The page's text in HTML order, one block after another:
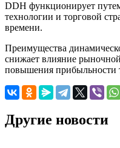
DDH функционирует
технологии и торговой
времени.
Преимущества
снижает влияние
повышения прибыльности
Другие новости